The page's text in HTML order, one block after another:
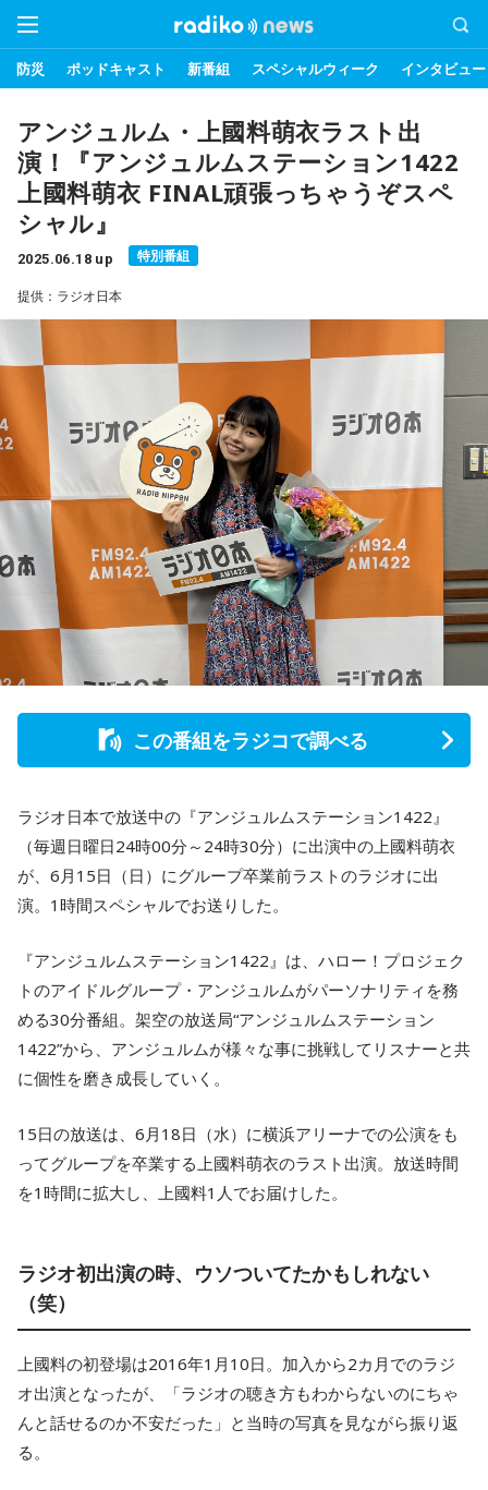
防災 ポッドキャスト 新番組 スペシャルウィーク インタビュー
アンジュルム・上國料萌衣ラスト出
演！『アンジュルムステーション1422
上國料萌衣 FINAL頑張っちゃうぞスペ
シャル』
2025.06.18 up 特別番組
提供：ラジオ日本
この番組をラジコで調べる
ラジオ日本で放送中の『アンジュルムステーション1422』
（毎週日曜日24時00分～24時30分）に出演中の上國料萌衣
が、6月15日（日）にグループ卒業前ラストのラジオに出
演。1時間スペシャルでお送りした。
『アンジュルムステーション1422』は、ハロー！プロジェク
トのアイドルグループ・アンジュルムがパーソナリティを務
める30分番組。架空の放送局“アンジュルムステーション
1422”から、アンジュルムが様々な事に挑戦してリスナーと共
に個性を磨き成長していく。
15日の放送は、6月18日（水）に横浜アリーナでの公演をも
ってグループを卒業する上國料萌衣のラスト出演。放送時間
を1時間に拡大し、上國料1人でお届けした。
ラジオ初出演の時、ウソついてたかもしれない
（笑）
上國料の初登場は2016年1月10日。加入から2カ月でのラジ
オ出演となったが、「ラジオの聴き方もわからないのにちゃ
んと話せるのか不安だった」と当時の写真を見ながら振り返
る。